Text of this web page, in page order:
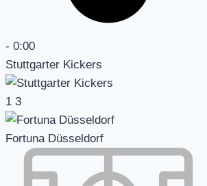
- 0:00
Stuttgarter Kickers
1 3
Fortuna Düsseldorf